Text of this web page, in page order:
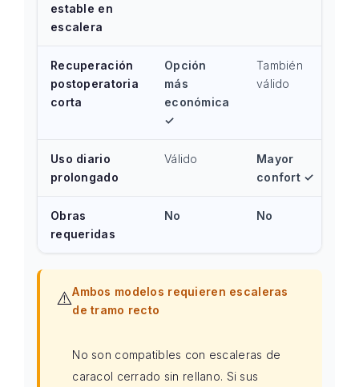
estable en
escalera
Recuperación
postoperatoria
corta
Opción
más
económica
✓
También
válido
Uso diario
prolongado
Válido
Mayor
confort ✓
Obras
requeridas
No No
⚠️Ambos modelos requieren escaleras
de tramo recto
No son compatibles con escaleras de
caracol cerrado sin rellano. Si sus